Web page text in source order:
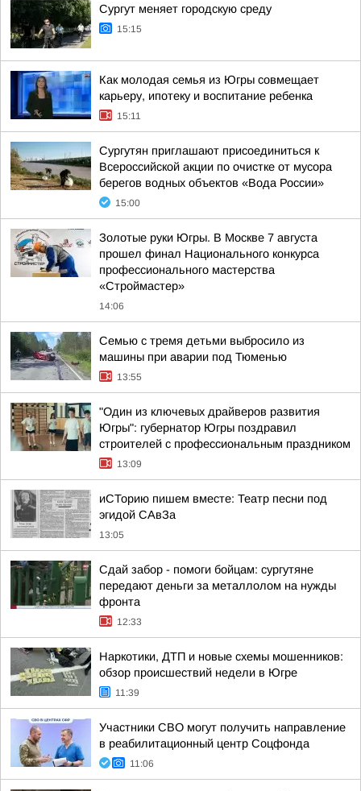
Сургут меняет городскую среду
15:15
Как молодая семья из Югры совмещает
карьеру, ипотеку и воспитание ребенка
15:11
Сургутян приглашают присоединиться к
Всероссийской акции по очистке от мусора
берегов водных объектов «Вода России»
15:00
Золотые руки Югры. В Москве 7 августа
прошел финал Национального конкурса
профессионального мастерства
«Строймастер»
14:06
Семью с тремя детьми выбросило из
машины при аварии под Тюменью
13:55
"Один из ключевых драйверов развития
Югры": губернатор Югры поздравил
строителей с профессиональным праздником
13:09
иСТорию пишем вместе: Театр песни под
эгидой САвЗа
13:05
Сдай забор - помоги бойцам: сургутяне
передают деньги за металлолом на нужды
фронта
12:33
Наркотики, ДТП и новые схемы мошенников:
обзор происшествий недели в Югре
11:39
Участники СВО могут получить направление
в реабилитационный центр Соцфонда
11:06